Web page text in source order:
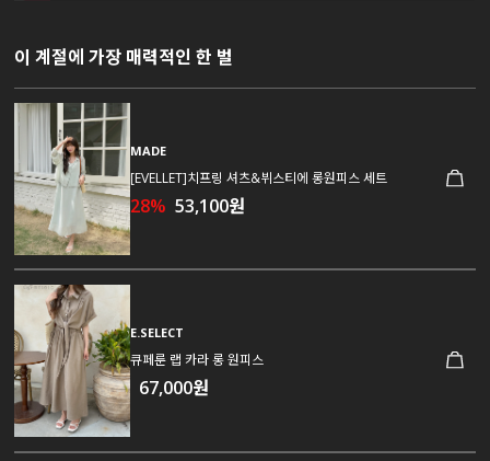
이 계절에 가장 매력적인 한 벌
MADE
[EVELLET]치프링 셔츠&뷔스티에 롱원피스 세트
28% 53,100원
E.SELECT
큐페룬 랩 카라 롱 원피스
67,000원